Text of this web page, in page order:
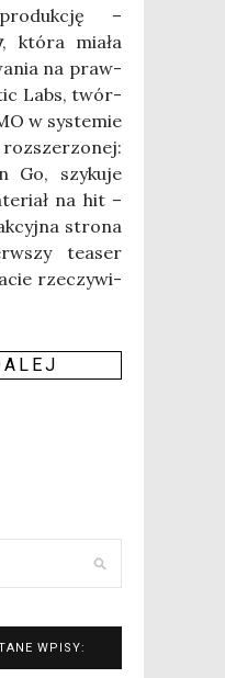
–
, któ­ra mia­ła
na praw­
Labs, twór­
w sys­te­mie
Go, szy­ku­je
na hit –
stro­na
teaser
rze­czy­wi­
WPISY: